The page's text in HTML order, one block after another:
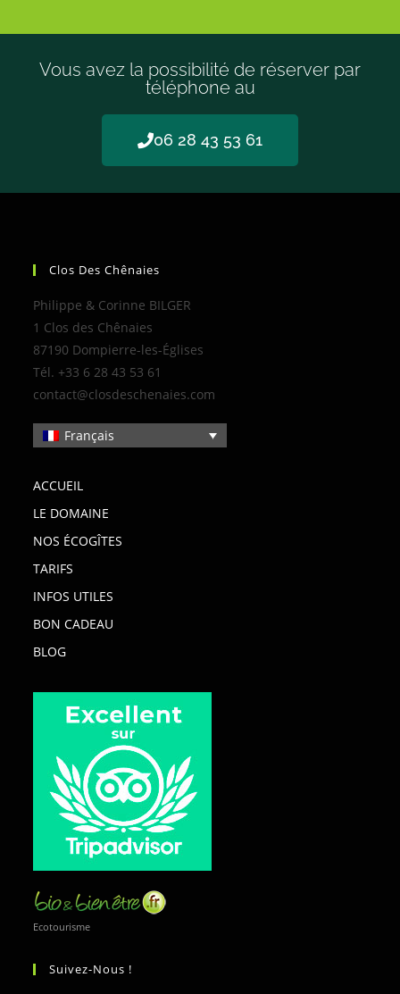
Vous avez la possibilité de réserver par
téléphone au
06 28 43 53 61
Clos Des Chênaies
Philippe & Corinne BILGER
1 Clos des Chênaies
87190 Dompierre-les-Églises
Tél. +33 6 28 43 53 61
contact@closdeschenaies.com
Français
ACCUEIL
LE DOMAINE
NOS ÉCOGÎTES
TARIFS
INFOS UTILES
BON CADEAU
BLOG
Ecotourisme
Suivez-Nous !